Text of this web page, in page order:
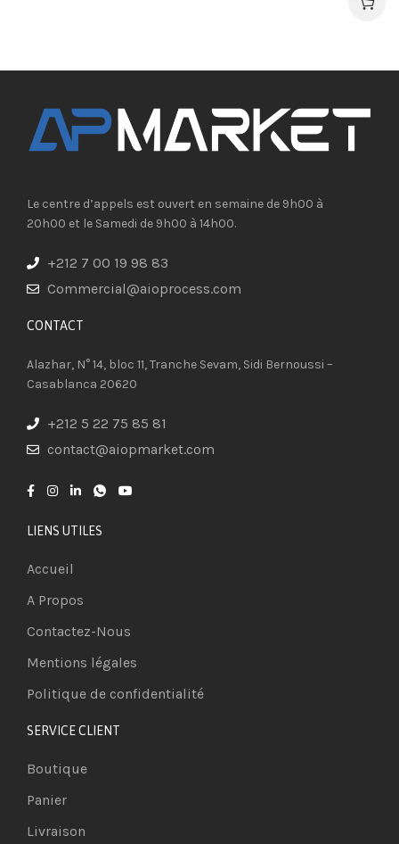
Le centre d’appels est ouvert en semaine de 9h00 à
20h00 et le Samedi de 9h00 à 14h00.
+212 7 00 19 98 83
Commercial@aioprocess.com
CONTACT​
Alazhar, N° 14, bloc 11, Tranche Sevam, Sidi Bernoussi –
Casablanca 20620
+212 5 22 75 85 81
contact@aiopmarket.com
LIENS UTILES
Accueil
A Propos
Contactez-Nous
Mentions légales
Politique de confidentialité
SERVICE CLIENT
Boutique
Panier
Livraison